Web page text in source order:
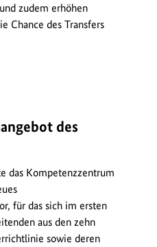
zudem erhöhen
Chance des Transfers
des
das Kompetenzzentrum
für das sich im ersten
aus den zehn
sowie deren